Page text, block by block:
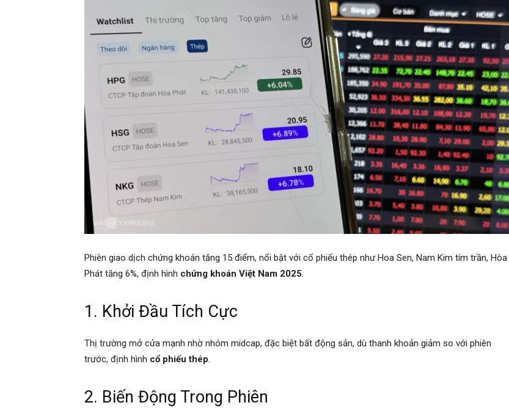
Phiên giao dịch chứng khoán tăng 15 điểm, nổi bật với cổ phiếu thép như Hoa Sen, Nam Kim tím trần, Hòa
Phát tăng 6%, định hình chứng khoán Việt Nam 2025.
1. Khởi Đầu Tích Cực
Thị trường mở cửa mạnh nhờ nhóm midcap, đặc biệt bất động sản, dù thanh khoản giảm so với phiên
trước, định hình cổ phiếu thép.
2. Biến Động Trong Phiên